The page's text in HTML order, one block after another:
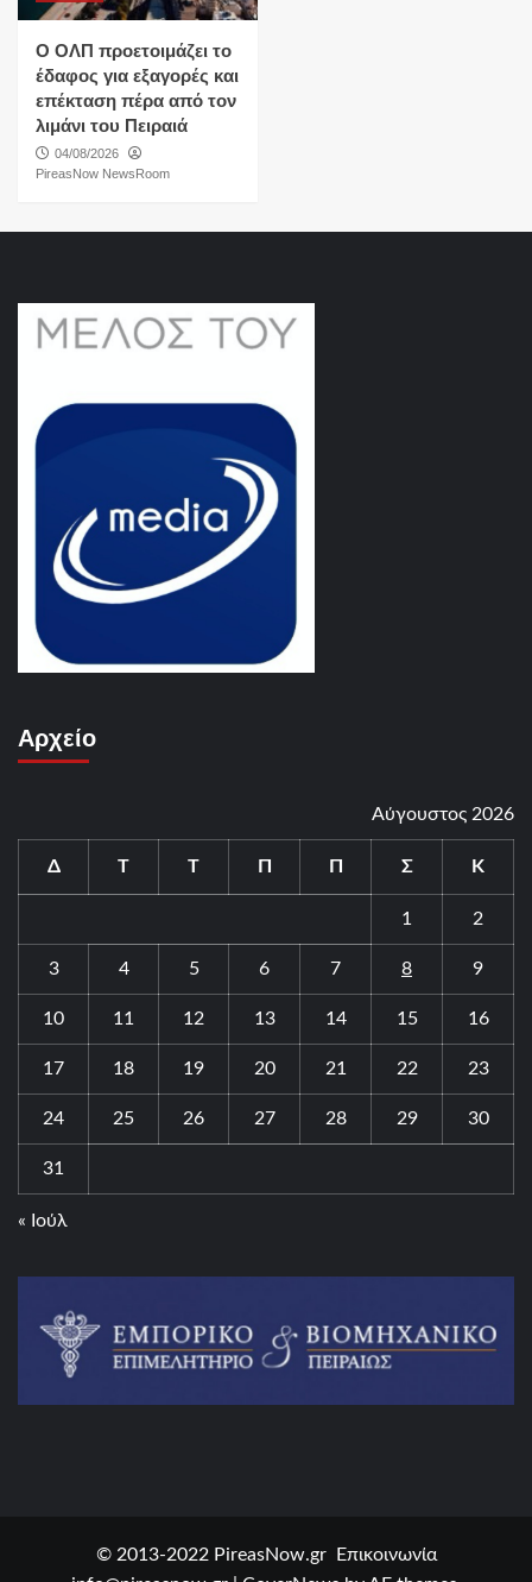
O ΟΛΠ προετοιμάζει το
έδαφος για εξαγορές και
επέκταση πέρα από τον
λιμάνι του Πειραιά
04/08/2026
PireasNow NewsRoom
Αρχείο
Αύγουστος 2026
Δ Τ Τ Π Π Σ Κ
1 2
3 4 5 6 7 8 9
10 11 12 13 14 15 16
17 18 19 20 21 22 23
24 25 26 27 28 29 30
31
« Ιούλ
© 2013-2022 PireasNow.gr Επικοινωνία